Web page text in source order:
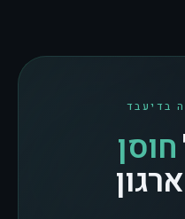
בדיעבד
חוסן